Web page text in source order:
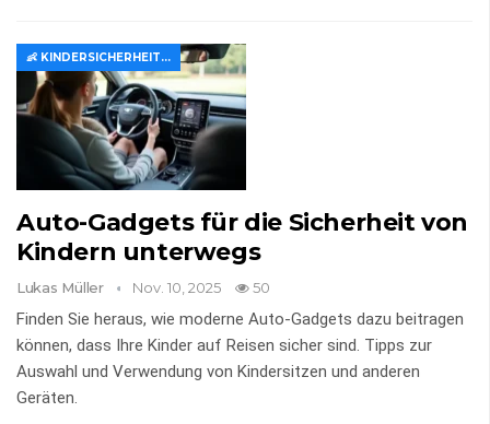
👶 KINDERSICHERHEIT IM AUTO
Auto-Gadgets für die Sicherheit von
Kindern unterwegs
Lukas Müller Nov. 10, 2025 50
Finden Sie heraus, wie moderne Auto-Gadgets dazu beitragen
können, dass Ihre Kinder auf Reisen sicher sind. Tipps zur
Auswahl und Verwendung von Kindersitzen und anderen
Geräten.